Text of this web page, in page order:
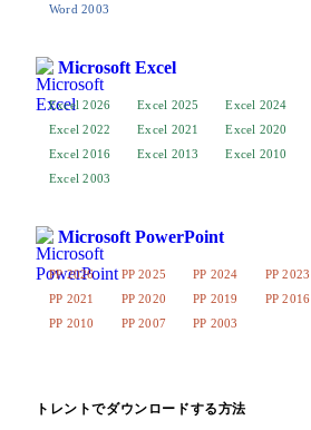
Word 2003
Microsoft Excel
Excel 2026 Excel 2025 Excel 2024
Excel 2022
Excel 2021 Excel 2020
Excel 2016
Excel 2013 Excel 2010
Excel 2003
Microsoft PowerPoint
PP 2026 PP 2025 PP 2024 PP 2023
PP 2021
PP 2020 PP 2019 PP 2016
PP 2010
PP 2007 PP 2003
トレントでダウンロードする方法